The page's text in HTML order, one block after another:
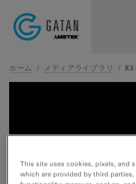
ホーム / メディアライブラリ / K3
This site uses cookies, pixels, and
which are provided by third